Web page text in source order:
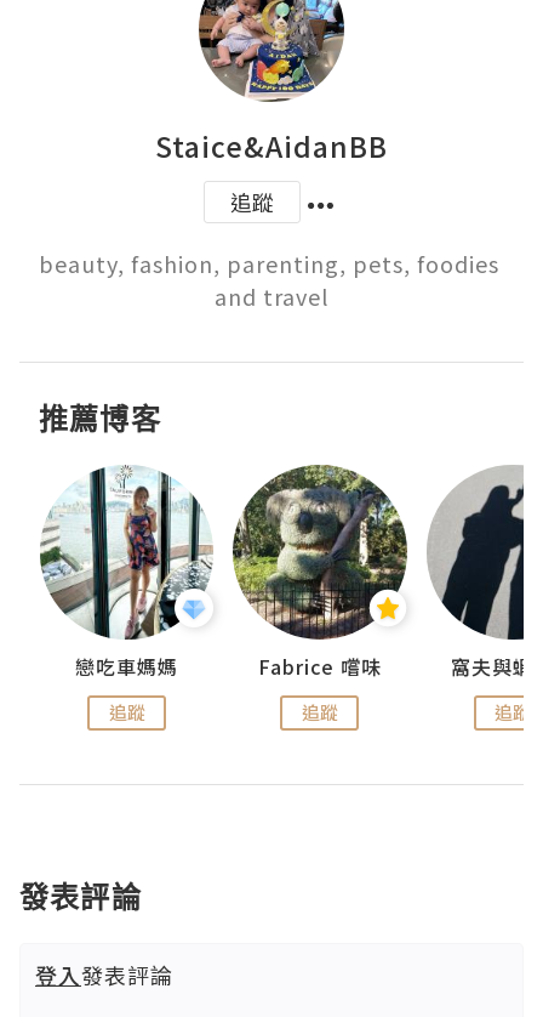
Staice&AidanBB
追蹤
beauty, fashion, parenting, pets, foodies
and travel
推薦博客
戀吃車媽媽
追蹤
Fabrice 嚐味
追蹤
窩夫與蝦
追蹤
發表評論
登入發表評論